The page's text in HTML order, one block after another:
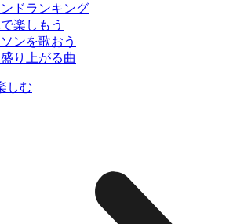
ドランキング
楽しもう
ンを歌おう
り上がる曲
しむ